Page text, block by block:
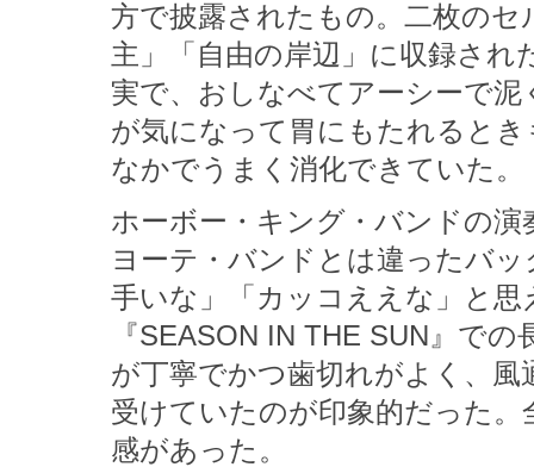
方で披露されたもの。二枚の
主」「自由の岸辺」に収録さ
実で、おしなべてアーシーで
が気になって胃にもたれると
なかでうまく消化できていた。
ホーボー・キング・バンドの
ヨーテ・バンドとは違ったバ
手いな」「カッコええな」と
『SEASON IN THE SUN』で
が丁寧でかつ歯切れがよく、
受けていたのが印象的だった
感があった。